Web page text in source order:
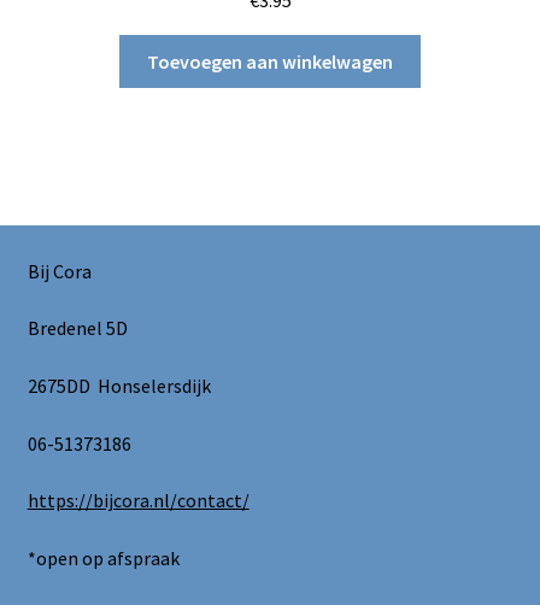
Toevoegen aan winkelwagen
Bij Cora
Bredenel 5D
2675DD Honselersdijk
06-51373186
https://bijcora.nl/contact/
*open op afspraak